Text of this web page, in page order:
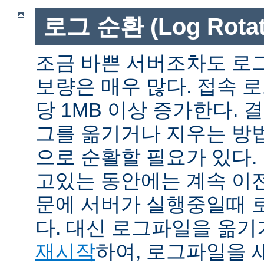
로그 순환 (Log
조금 바쁜 서버조차도 로
보량은 매우 많다. 접속
당 1MB 이상 증가한다.
그를 옮기거나 지우는 방
으로 순활할 필요가 있다
고있는 동안에는 계속 이
문에 서버가 실행중일때
다. 대신 로그파일을 옮
재시작하여, 로그파일을